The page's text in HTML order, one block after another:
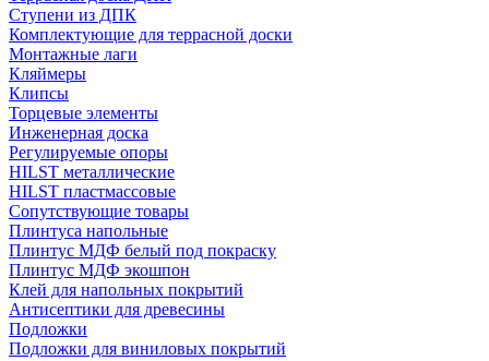
Ступени из ДПК
Комплектующие для террасной доски
Монтажные лаги
Кляймеры
Клипсы
Торцевые элементы
Инженерная доска
Регулируемые опоры
HILST металлические
HILST пластмассовые
Сопутствующие товары
Плинтуса напольные
Плинтус МДФ белый под покраску
Плинтус МДФ экошпон
Клей для напольных покрытий
Антисептики для древесины
Подложки
Подложки для виниловых покрытий